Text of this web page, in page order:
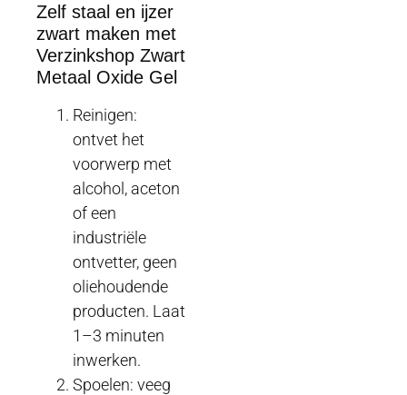
Zelf staal en ijzer
zwart maken met
Verzinkshop Zwart
Metaal Oxide Gel
Reinigen:
ontvet het
voorwerp met
alcohol, aceton
of een
industriële
ontvetter, geen
oliehoudende
producten. Laat
1–3 minuten
inwerken.
Spoelen: veeg